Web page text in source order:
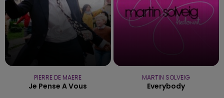
PIERRE DE MAERE
Je Pense A Vous
MARTIN SOLVEIG
Everybody